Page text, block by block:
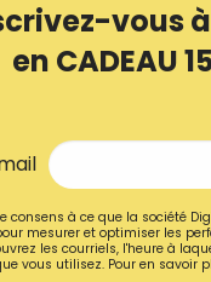
vous
en CADEAU
consens à ce que la société
mesurer et optimiser les
les courriels, l'heure à
vous utilisez. Pour en savoir